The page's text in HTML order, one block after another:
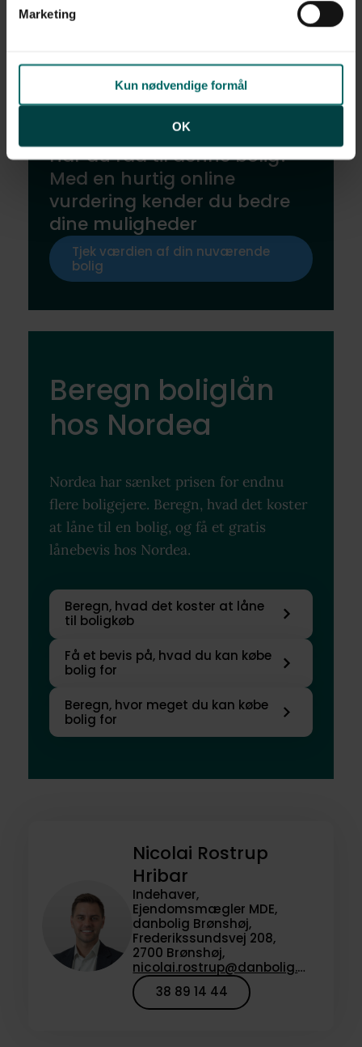
af personoplysninger finder du i vores
privatlivspolitik.
Marketing
Kun nødvendige formål
OK
Har du råd til denne bolig?
Med en hurtig online
vurdering kender du bedre
dine muligheder
Tjek værdien af din nuværende
bolig
Beregn boliglån
hos Nordea
Nordea har sænket prisen for endnu
flere boligejere. Beregn, hvad det koster
at låne til en bolig, og få et gratis
lånebevis hos Nordea.
Beregn, hvad det koster at låne
til boligkøb
Få et bevis på, hvad du kan købe
bolig for
Beregn, hvor meget du kan købe
bolig for
Nicolai Rostrup
Hribar
Indehaver,
Ejendomsmægler MDE,
danbolig Brønshøj,
Frederikssundsvej 208,
2700 Brønshøj,
nicolai.rostrup@danbolig.dk
38 89 14 44